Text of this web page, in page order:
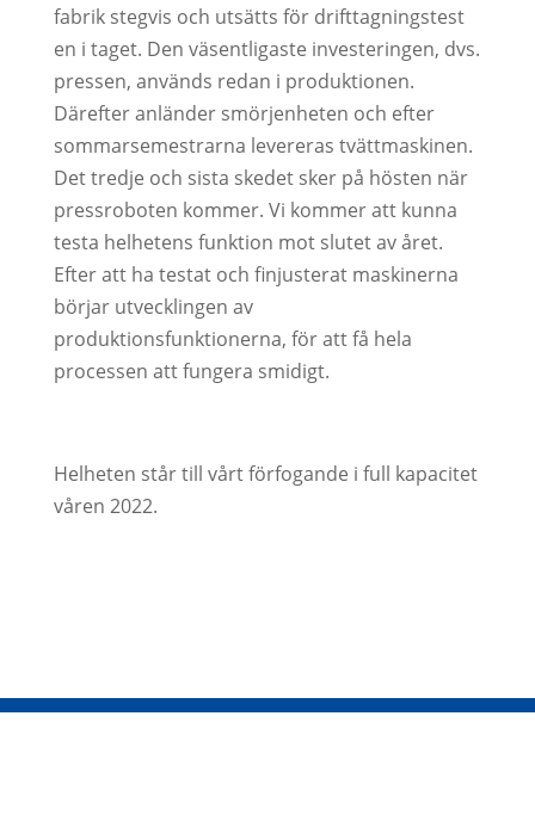
fabrik stegvis och utsätts för drifttagningstest
en i taget. Den väsentligaste investeringen, dvs.
pressen, används redan i produktionen.
Därefter anländer smörjenheten och efter
sommarsemestrarna levereras tvättmaskinen.
Det tredje och sista skedet sker på hösten när
pressroboten kommer. Vi kommer att kunna
testa helhetens funktion mot slutet av året.
Efter att ha testat och finjusterat maskinerna
börjar utvecklingen av
produktionsfunktionerna, för att få hela
processen att fungera smidigt.
Helheten står till vårt förfogande i full kapacitet
våren 2022.